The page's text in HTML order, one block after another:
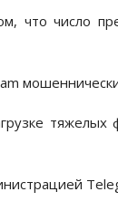
число